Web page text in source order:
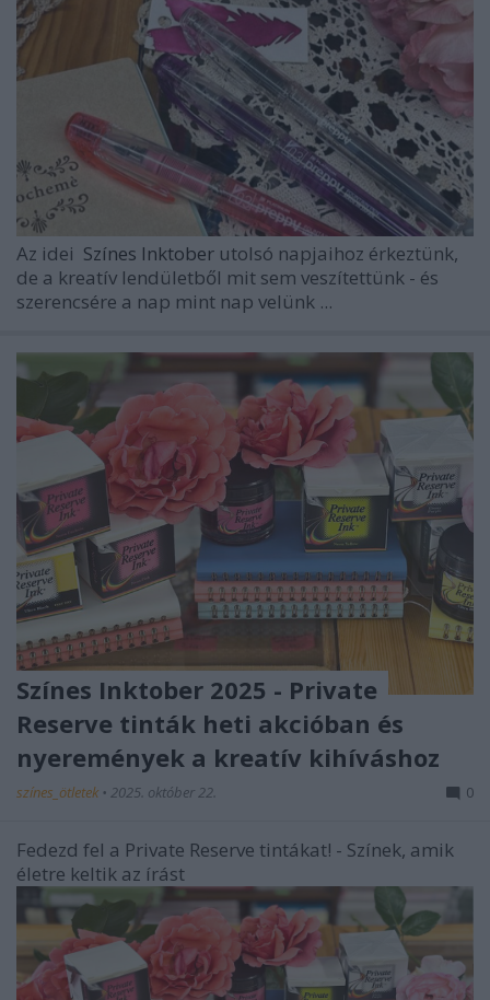
Az idei Színes Inktober utolsó napjaihoz érkeztünk,
de a kreatív lendületből mit sem veszítettünk - és
szerencsére a nap mint nap velünk ...
Színes Inktober 2025 - Private
Reserve tinták heti akcióban és
nyeremények a kreatív kihíváshoz
színes_ötletek • 2025. október 22. 0
Fedezd fel a Private Reserve tintákat! - Színek, amik
életre keltik az írást